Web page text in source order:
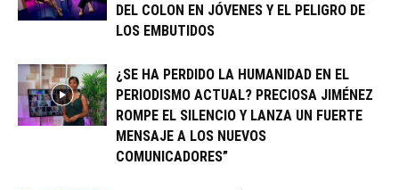
DEL COLON EN JÓVENES Y EL PELIGRO DE
LOS EMBUTIDOS
¿SE HA PERDIDO LA HUMANIDAD EN EL
PERIODISMO ACTUAL? PRECIOSA JIMÉNEZ
ROMPE EL SILENCIO Y LANZA UN FUERTE
MENSAJE A LOS NUEVOS
COMUNICADORES”